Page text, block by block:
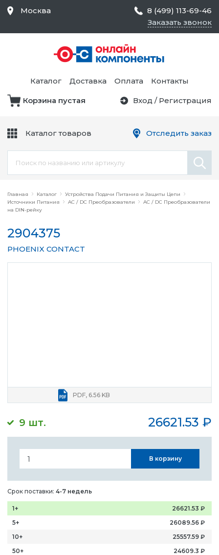
Главная Каталог
Устройства Подачи Питания и Защиты Цепи
Источники Питания
AC / DC Преобразователи
AC / DC Преобразователи
на DIN-рейку
2904375
PHOENIX CONTACT
9 шт. 26621.53 ₽
PDF, 6.56 KB
В корзину
Срок поставки: 4-7 недель
1+ 26621.53 ₽
5+
26089.56 ₽
10+
25557.59 ₽
50+
24609.3 ₽
Москва
8 (499) 113-69-46
Заказать звонок
Каталог Доставка Оплата Контакты
Корзина пустая Вход / Регистрация
Каталог товаров
Средства Контроля
Статического
Электричества и
Безопасности,
Товары для Чистых
Цепи
Оборудование
Отследить заказ